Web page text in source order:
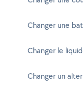
Changer une
Changer le
Changer un